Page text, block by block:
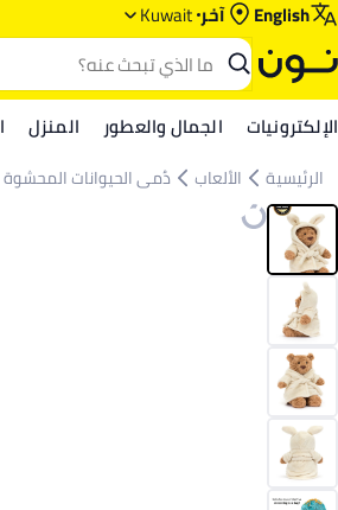
English آخر Kuwait
الإلكترونيات الجمال والعطور المنزل
الرئيسية الألعاب دُمى الحيوانات المحشوة